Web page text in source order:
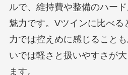
ルで、維持費や整備のハー
魅力です。Vツインに比べる
力では控えめに感じること
いでは軽さと扱いやすさが
ます。